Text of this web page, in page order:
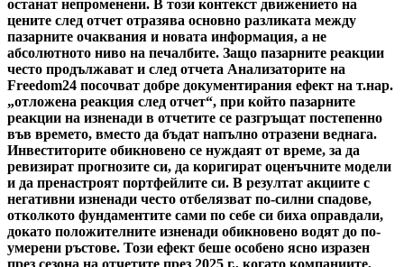
останат непроменени. В този контекст движението на
цените след отчет отразява основно разликата между
пазарните очаквания и новата информация, а не
абсолютното ниво на печалбите. Защо пазарните реакции
често продължават и след отчета Анализаторите на
Freedom24 посочват добре документирания ефект на т.нар.
„отложена реакция след отчет“, при който пазарните
реакции на изненади в отчетите се разгръщат постепенно
във времето, вместо да бъдат напълно отразени веднага.
Инвеститорите обикновено се нуждаят от време, за да
ревизират прогнозите си, да коригират оценъчните модели
и да пренастроят портфейлите си. В резултат акциите с
негативни изненади често отбелязват по-силни спадове,
отколкото фундаментите сами по себе си биха оправдали,
докато положителните изненади обикновено водят до по-
умерени ръстове. Този ефект беше особено ясно изразен
през сезона на отчетите през 2025 г., когато компаниите,